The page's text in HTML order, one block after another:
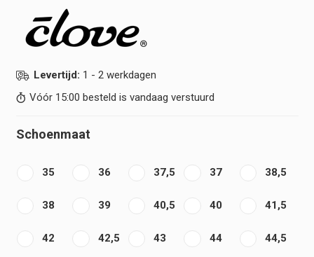
Levertijd: 1 - 2 werkdagen
Vóór 15:00 besteld is vandaag verstuurd
Schoenmaat
35 36 37,5 37 38,5
38 39 40,5 40 41,5
42 42,5 43 44 44,5